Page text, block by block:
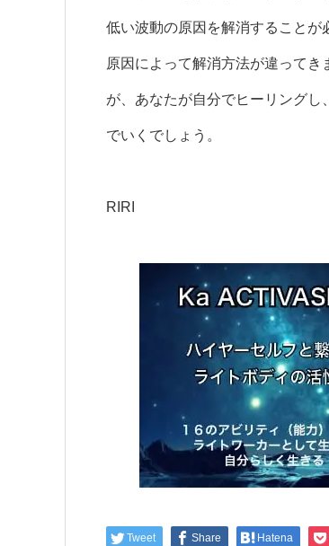
低い波動の原因を解消することが
原因によって解消方法が違って
が、あなたが自分でヒーリング
でいくでしょう。
RIRI
Tweet Share Hatena